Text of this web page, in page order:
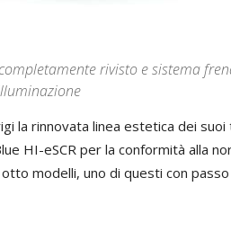
rivisto e sistema
la rinnovata linea estetica dei
HI-eSCR per la conformità alla
modelli, uno di questi con